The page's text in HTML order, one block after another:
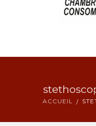
ACTUALITÉS
ACCUEIL